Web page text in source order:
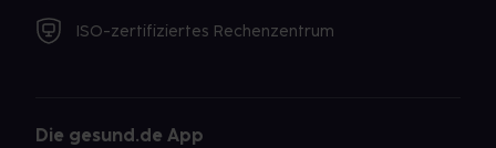
ISO-zertifiziertes Rechenzentrum
Die gesund.de App